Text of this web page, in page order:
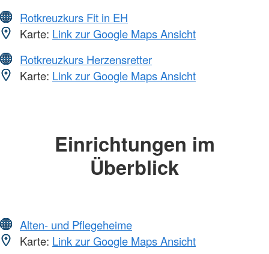
Rotkreuzkurs Fit in EH
Karte: Link zur Google Maps Ansicht
Rotkreuzkurs Herzensretter
Karte: Link zur Google Maps Ansicht
Einrichtungen im
Überblick
Alten- und Pflegeheime
Karte: Link zur Google Maps Ansicht